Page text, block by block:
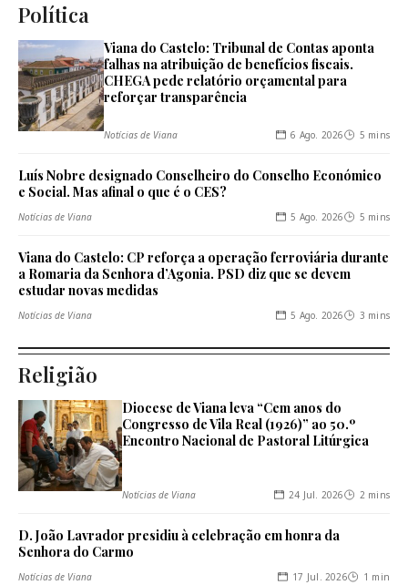
Política
Viana do Castelo: Tribunal de Contas aponta
falhas na atribuição de benefícios fiscais.
CHEGA pede relatório orçamental para
reforçar transparência
Notícias de Viana 6 Ago. 2026 5 mins
Luís Nobre designado Conselheiro do Conselho Económico
e Social. Mas afinal o que é o CES?
Notícias de Viana 5 Ago. 2026 5 mins
Viana do Castelo: CP reforça a operação ferroviária durante
a Romaria da Senhora d’Agonia. PSD diz que se devem
estudar novas medidas
Notícias de Viana 5 Ago. 2026 3 mins
Religião
Diocese de Viana leva “Cem anos do
Congresso de Vila Real (1926)” ao 50.º
Encontro Nacional de Pastoral Litúrgica
Notícias de Viana 24 Jul. 2026 2 mins
D. João Lavrador presidiu à celebração em honra da
Senhora do Carmo
Notícias de Viana 17 Jul. 2026 1 min